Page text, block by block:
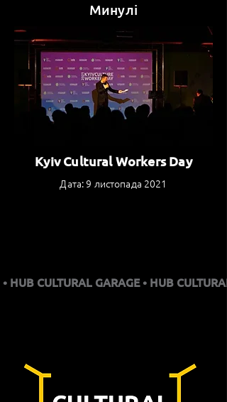
Минулі
Kyiv Cultural Workers Day
Дата: 9 листопада 2021
• HUB CULTURAL GARAGE